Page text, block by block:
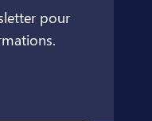
pour